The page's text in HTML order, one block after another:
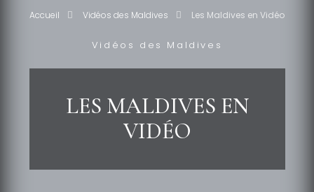
Accueil Vidéos des Maldives Les Maldives en Vidéo
Vidéos des Maldives
LES MALDIVES EN
VIDÉO